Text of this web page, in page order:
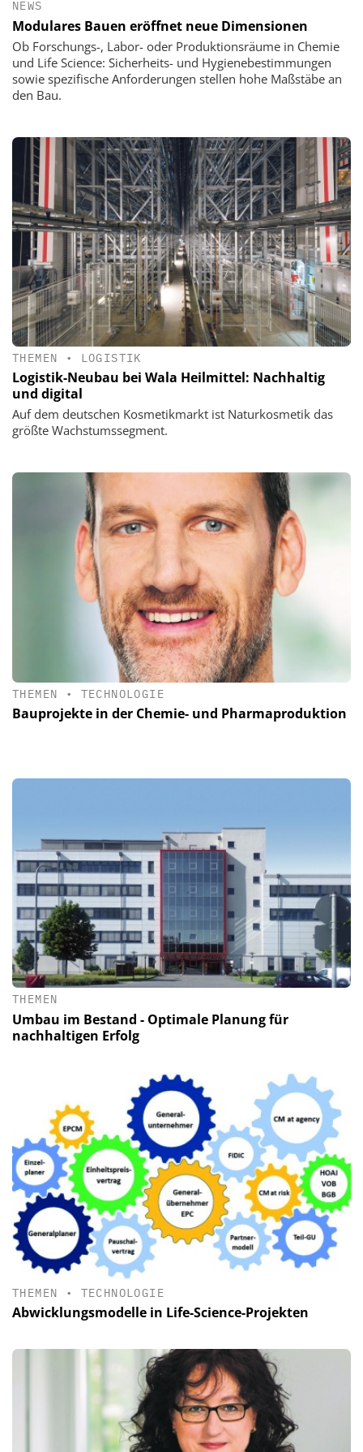
NEWS
Modulares Bauen eröffnet neue Dimensionen
Ob Forschungs-, Labor- oder Produktionsräume in Chemie
und Life Science: Sicherheits- und Hygienebestimmungen
sowie spezifische Anforderungen stellen hohe Maßstäbe an
den Bau.
THEMEN • LOGISTIK
Logistik-Neubau bei Wala Heilmittel: Nachhaltig
und digital
Auf dem deutschen Kosmetikmarkt ist Naturkosmetik das
größte Wachstumssegment.
THEMEN • TECHNOLOGIE
Bauprojekte in der Chemie- und Pharmaproduktion
THEMEN
Umbau im Bestand - Optimale Planung für
nachhaltigen Erfolg
THEMEN • TECHNOLOGIE
Abwicklungsmodelle in Life-Science-Projekten